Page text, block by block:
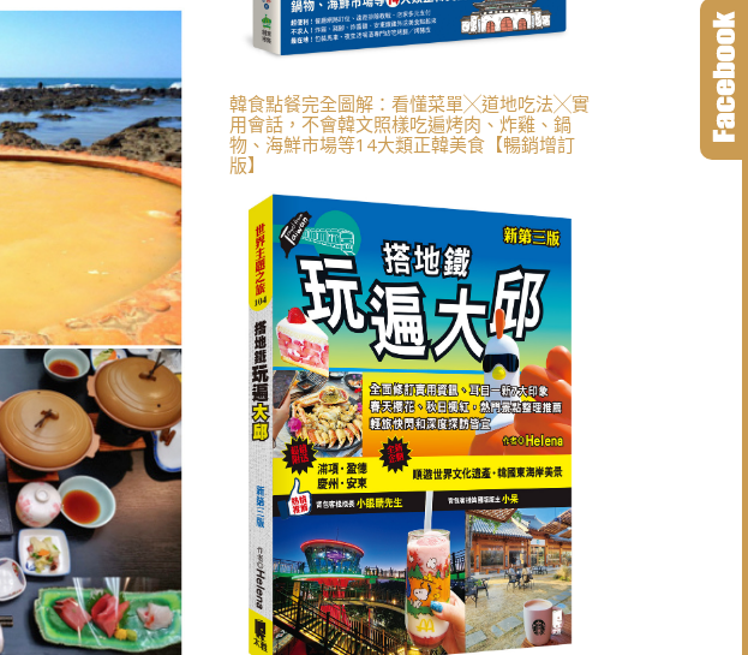
韓食點餐完全圖解：看懂菜單╳道地吃法╳實
用會話，不會韓文照樣吃遍烤肉、炸雞、鍋
物、海鮮市場等14大類正韓美食【暢銷增訂
版】